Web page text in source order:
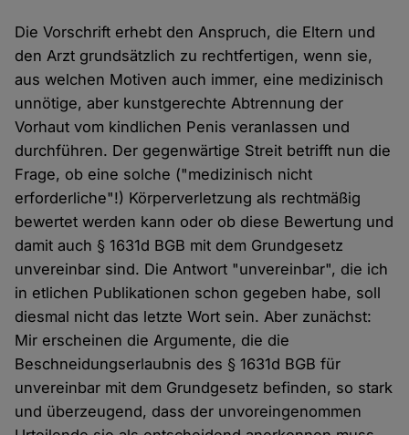
Die Vorschrift erhebt den Anspruch, die Eltern und
den Arzt grundsätzlich zu rechtfertigen, wenn sie,
aus welchen Motiven auch immer, eine medizinisch
unnötige, aber kunstgerechte Abtrennung der
Vorhaut vom kindlichen Penis veranlassen und
durchführen. Der gegenwärtige Streit betrifft nun die
Frage, ob eine solche ("medizinisch nicht
erforderliche"!) Körperverletzung als rechtmäßig
bewertet werden kann oder ob diese Bewertung und
damit auch § 1631d BGB mit dem Grundgesetz
unvereinbar sind. Die Antwort "unvereinbar", die ich
in etlichen Publikationen schon gegeben habe, soll
diesmal nicht das letzte Wort sein. Aber zunächst:
Mir erscheinen die Argumente, die die
Beschneidungserlaubnis des § 1631d BGB für
unvereinbar mit dem Grundgesetz befinden, so stark
und überzeugend, dass der unvoreingenommen